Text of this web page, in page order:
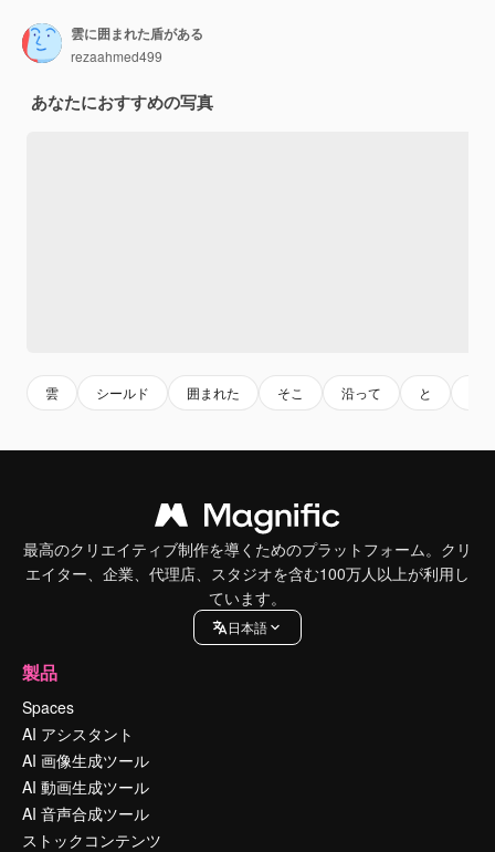
雲に囲まれた盾がある
rezaahmed499
あなたにおすすめの写真
雲 シールド 囲まれた そこ 沿って と
最高のクリエイティブ制作を導くためのプラットフォーム。クリ
エイター、企業、代理店、スタジオを含む100万人以上が利用し
ています。
日本語
製品
Spaces
AI アシスタント
AI 画像生成ツール
AI 動画生成ツール
AI 音声合成ツール
ストックコンテンツ